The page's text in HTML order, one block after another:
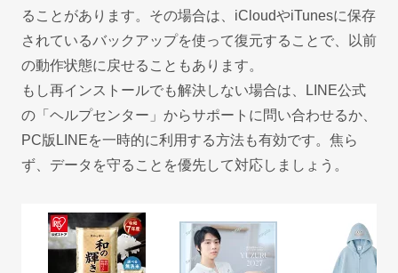
ることがあります。その場合は、iCloudやiTunesに保存
されているバックアップを使って復元することで、以前
の動作状態に戻せることもあります。
もし再インストールでも解決しない場合は、LINE公式
の「ヘルプセンター」からサポートに問い合わせるか、
PC版LINEを一時的に利用する方法も有効です。焦ら
ず、データを守ることを優先して対応しましょう。